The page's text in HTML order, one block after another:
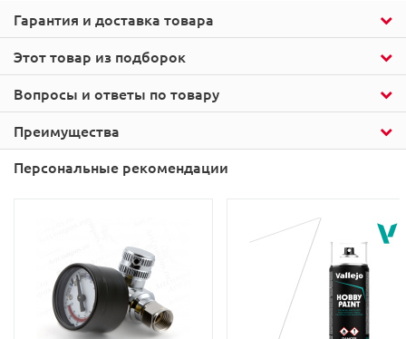
Этот товар из подборок
Гарантия и доставка товара
Вопросы и ответы по товару
Преимущества
Персональные рекомендации